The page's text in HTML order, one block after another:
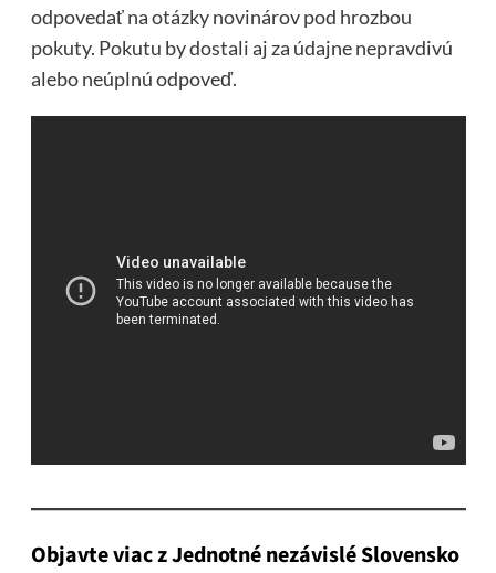
odpovedať na otázky novinárov pod hrozbou
pokuty. Pokutu by dostali aj za údajne nepravdivú
alebo neúplnú odpoveď.
Objavte viac z Jednotné nezávislé Slovensko